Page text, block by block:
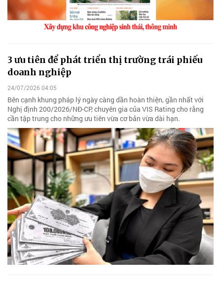
3 ưu tiên để phát triển thị trường trái phiếu
doanh nghiệp
24/07/2026 04:05
Bên cạnh khung pháp lý ngày càng dần hoàn thiện, gần nhất với
Nghị định 200/2026/NĐ-CP, chuyên gia của VIS Rating cho rằng
cần tập trung cho những ưu tiên vừa cơ bản vừa dài hạn.